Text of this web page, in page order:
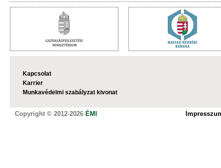
Kapcsolat
Karrier
Munkavédelmi szabályzat kivonat
Copyright © 2012-2026 ÉMI